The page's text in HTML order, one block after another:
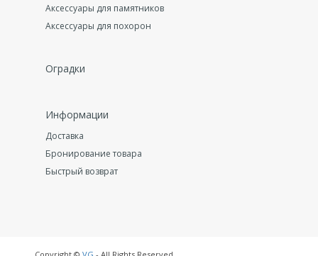
Аксессуары для памятников
Аксессуары для похорон
Оградки
Информации
Доставка
Бронирование товара
Быстрый возврат